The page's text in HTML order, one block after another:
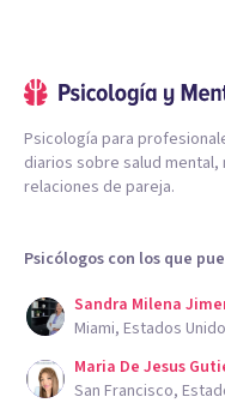
Psicología para
diarios sobre salud
relaciones de pareja.
Psicólogos con los que
Sandra Milena
Miami, Estados
Maria De Jesus
San Francisco,